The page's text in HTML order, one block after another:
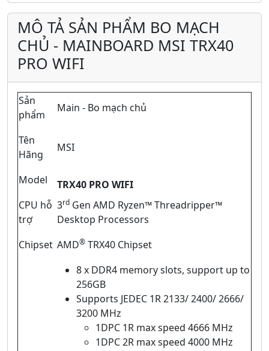
MÔ TẢ SẢN PHẨM BO MẠCH
CHỦ - MAINBOARD MSI TRX40
PRO WIFI
Sản
phẩm
Main - Bo mạch chủ
Tên
Hãng
MSI
Model
TRX40 PRO WIFI
CPU hỗ
trợ
3rd Gen AMD Ryzen™ Threadripper™
Desktop Processors
Chipset AMD® TRX40 Chipset
8 x DDR4 memory slots, support up to
256GB
Supports JEDEC 1R 2133/ 2400/ 2666/
3200 MHz
1DPC 1R max speed 4666 MHz
1DPC 2R max speed 4000 MHz